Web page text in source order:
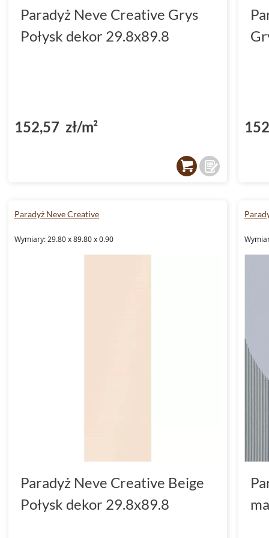
Paradyż Neve Creative Grys
Połysk dekor 29.8x89.8
152,57 zł/m²
Paradyż Neve Creative
Wymiary: 29.80 x 89.80 x 0.90
Paradyż Neve Creative Beige
Połysk dekor 29.8x89.8